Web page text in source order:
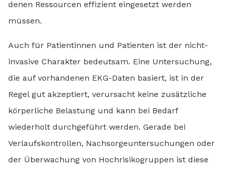
denen Ressourcen effizient eingesetzt werden
müssen.
Auch für Patientinnen und Patienten ist der nicht-
invasive Charakter bedeutsam. Eine Untersuchung,
die auf vorhandenen EKG-Daten basiert, ist in der
Regel gut akzeptiert, verursacht keine zusätzliche
körperliche Belastung und kann bei Bedarf
wiederholt durchgeführt werden. Gerade bei
Verlaufskontrollen, Nachsorgeuntersuchungen oder
der Überwachung von Hochrisikogruppen ist diese